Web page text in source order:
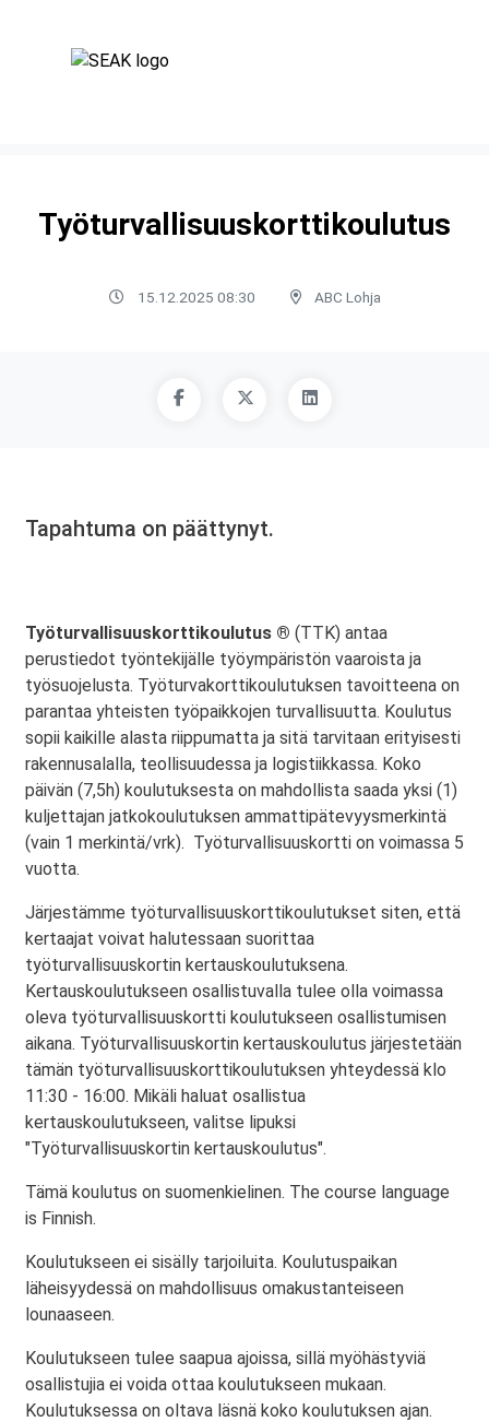
Työturvallisuuskorttikoulutus
15.12.2025 08:30 ABC Lohja
Tapahtuma on päättynyt.
Työturvallisuuskorttikoulutus ® (TTK) antaa
perustiedot työntekijälle työympäristön vaaroista ja
työsuojelusta. Työturvakorttikoulutuksen tavoitteena on
parantaa yhteisten työpaikkojen turvallisuutta. Koulutus
sopii kaikille alasta riippumatta ja sitä tarvitaan erityisesti
rakennusalalla, teollisuudessa ja logistiikkassa. Koko
päivän (7,5h) koulutuksesta on mahdollista saada yksi (1)
kuljettajan jatkokoulutuksen ammattipätevyysmerkintä
(vain 1 merkintä/vrk). Työturvallisuuskortti on voimassa 5
vuotta.
Järjestämme työturvallisuuskorttikoulutukset siten, että
kertaajat voivat halutessaan suorittaa
työturvallisuuskortin kertauskoulutuksena.
Kertauskoulutukseen osallistuvalla tulee olla voimassa
oleva työturvallisuuskortti koulutukseen osallistumisen
aikana. Työturvallisuuskortin kertauskoulutus järjestetään
tämän työturvallisuuskorttikoulutuksen yhteydessä klo
11:30 - 16:00. Mikäli haluat osallistua
kertauskoulutukseen, valitse lipuksi
"Työturvallisuuskortin kertauskoulutus".
Tämä koulutus on suomenkielinen. The course language
is Finnish.
Koulutukseen ei sisälly tarjoiluita. Koulutuspaikan
läheisyydessä on mahdollisuus omakustanteiseen
lounaaseen.
Koulutukseen tulee saapua ajoissa, sillä myöhästyviä
osallistujia ei voida ottaa koulutukseen mukaan.
Koulutuksessa on oltava läsnä koko koulutuksen ajan.